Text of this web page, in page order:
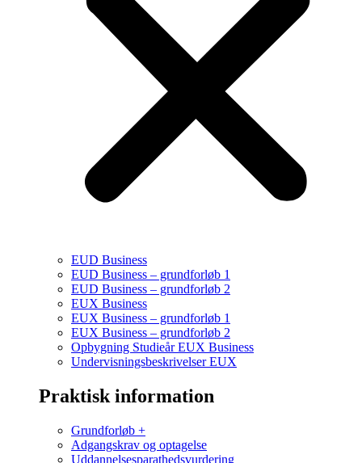
EUD Business
EUD Business – grundforløb 1
EUD Business – grundforløb 2
EUX Business
EUX Business – grundforløb 1
EUX Business – grundforløb 2
Opbygning Studieår EUX Business
Undervisningsbeskrivelser EUX
Praktisk information
Grundforløb +
Adgangskrav og optagelse
Uddannelsesparathedsvurdering